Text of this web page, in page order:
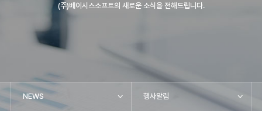
(주)베이시스소프트의 새로운 소식을 전해드립니다.
NEWS 행사알림